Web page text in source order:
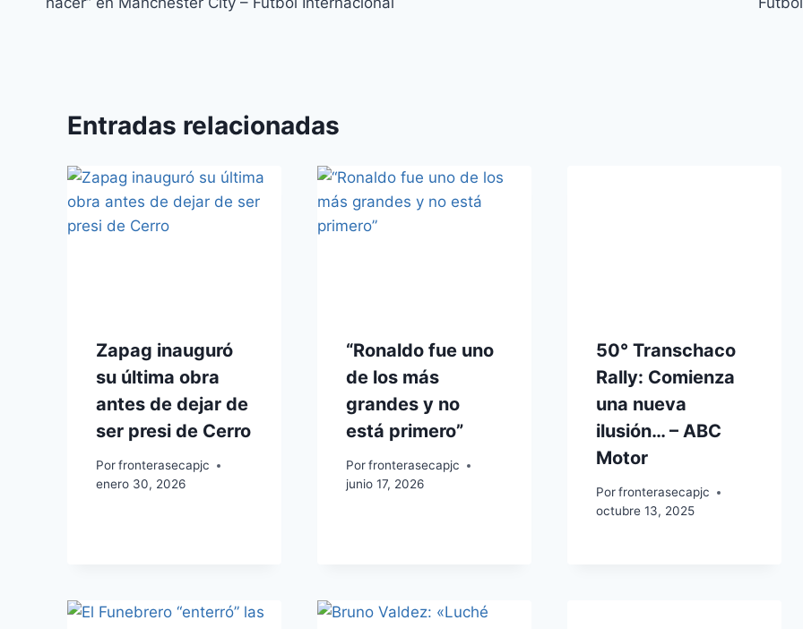
Entradas relacionadas
Zapag inauguró
su última obra
antes de dejar de
ser presi de Cerro
Porfronterasecapjc
enero 30, 2026
“Ronaldo fue uno
de los más
grandes y no
está primero”
Porfronterasecapjc
junio 17, 2026
50° Transchaco
Rally: Comienza
una nueva
ilusión… – ABC
Motor
Por fronterasecapjc
octubre 13, 2025